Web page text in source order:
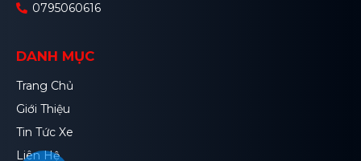
0795060616
DANH MỤC
Trang Chủ
Giới Thiệu
Tin Tức Xe
Liên Hệ